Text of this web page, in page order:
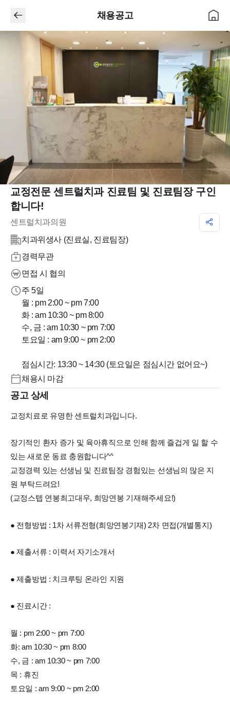
채용공고
교정전문 센트럴치과 진료팀 및 진료팀장 구인
합니다!
센트럴치과의원
치과위생사 (진료실, 진료팀장)
경력무관
면접 시 협의
주 5일
월 : pm 2:00 ~ pm 7:00
화 : am 10:30 ~ pm 8:00
수, 금 : am 10:30 ~ pm 7:00
토요일 : am 9:00 ~ pm 2:00
점심시간: 13:30 ~ 14:30 (토요일은 점심시간 없어요~)
채용시 마감
공고 상세
교정치료로 유명한 센트럴치과입니다.
장기적인 환자 증가 및 육아휴직으로 인해 함께 즐겁게 일 할 수
있는 새로운 동료 충원합니다^^
교정경력 있는 선생님 및 진료팀장 경험있는 선생님의 많은 지
원 부탁드려요!
(교정스텝 연봉최고대우, 희망연봉 기재해주세요!)
● 전형방법 : 1차 서류전형(희망연봉기재) 2차 면접(개별통지)
● 제출서류 : 이력서 자기소개서
● 제출방법 : 치크루팅 온라인 지원
● 진료시간 :
월 : pm 2:00 ~ pm 7:00
화: am 10:30 ~ pm 8:00
수, 금 : am 10:30 ~ pm 7:00
목 : 휴진
토요일 : am 9:00 ~ pm 2:00